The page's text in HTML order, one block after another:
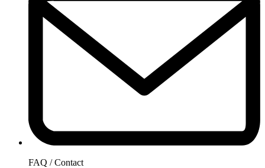
FAQ / Contact